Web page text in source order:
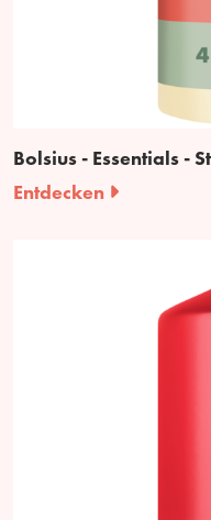
Bolsius - Essentials -
Entdecken